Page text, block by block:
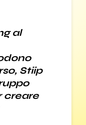
al
Stiip
creare